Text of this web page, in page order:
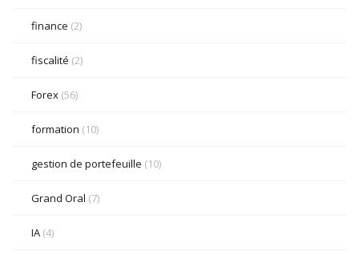
finance (2)
fiscalité (2)
Forex (56)
formation (10)
gestion de portefeuille (10)
Grand Oral (7)
IA (4)